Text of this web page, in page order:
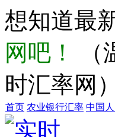
想知道最
网吧！
（
时汇率网）
首页 农业银行汇率 中国